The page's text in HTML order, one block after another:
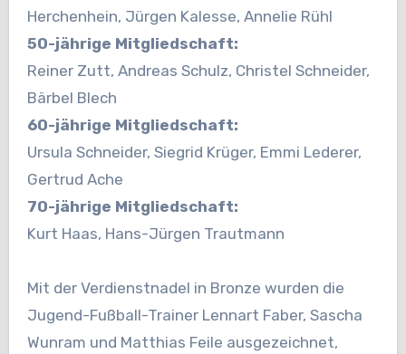
Herchenhein, Jürgen Kalesse, Annelie Rühl
50-jährige Mitgliedschaft:
Reiner Zutt, Andreas Schulz, Christel Schneider,
Bärbel Blech
60-jährige Mitgliedschaft:
Ursula Schneider, Siegrid Krüger, Emmi Lederer,
Gertrud Ache
70-jährige Mitgliedschaft:
Kurt Haas, Hans-Jürgen Trautmann
Mit der Verdienstnadel in Bronze wurden die
Jugend-Fußball-Trainer Lennart Faber, Sascha
Wunram und Matthias Feile ausgezeichnet,